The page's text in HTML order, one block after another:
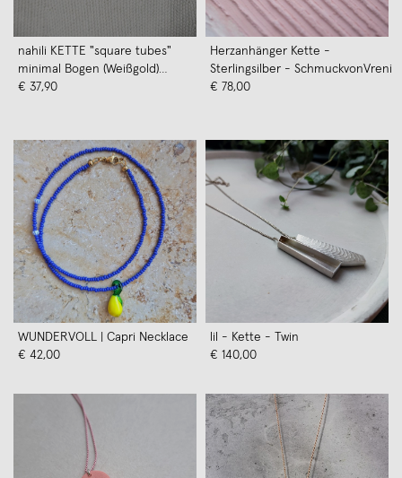
nahili KETTE "square tubes"
minimal Bogen (Weißgold)
Schmuck
€ 37,90
Herzanhänger Kette -
Sterlingsilber - SchmuckvonVreni
€ 78,00
WUNDERVOLL | Capri Necklace
€ 42,00
lil - Kette - Twin
€ 140,00